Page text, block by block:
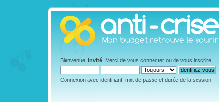
Bienvenue, Invité . Merci de vous connecter ou de vous inscrire
Connexion avec identifiant, mot de passe et durée de la session